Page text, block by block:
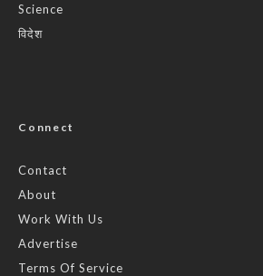
Science
विदेश
Connect
Contact
About
Work With Us
Advertise
Terms Of Service